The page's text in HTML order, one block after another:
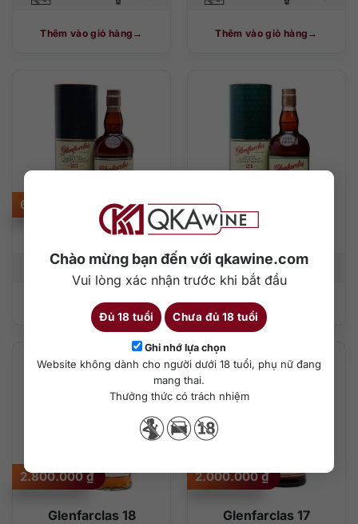
Chào mừng bạn đến với qkawine.com
Vui lòng xác nhận trước khi bắt đầu
Đủ 18 tuổi Chưa đủ 18 tuổi
Ghi nhớ lựa chọn
Website không dành cho người dưới 18 tuổi, phụ nữ đang
mang thai.
Thưởng thức có trách nhiệm
Thêm vào giỏ hàng Thêm vào giỏ hàng
6.190.000
700 ml 43%
Thêm vào giỏ hàng
3.500.000
43% 700 ml
Thêm vào giỏ hàng
Glenfarclas 18
2.800.000₫
Glenfarclas 17
2.000.000₫